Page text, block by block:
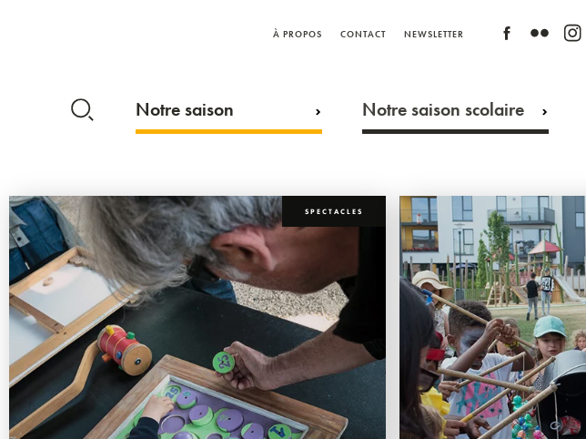
À PROPOS CONTACT NEWSLETTER
Notre saison Notre saison scolaire
SPECTACLES